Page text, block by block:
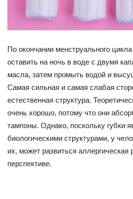
По окончании менструального
оставить на ночь в воде с двумя
масла, затем промыть водой и
Самая сильная и самая слабая
естественная структура.
очень хорошо, потому что они
тампоны. Однако, поскольку губки
биологическими структурами, у
их, может развиться аллергическая
перспективе.